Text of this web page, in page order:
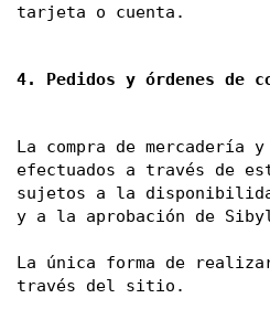
tarjeta o cuenta.
4. Pedidos y órdenes de
La compra de mercadería
efectuados a través de
sujetos a la
y a la aprobación de
La única forma de
través del sitio.